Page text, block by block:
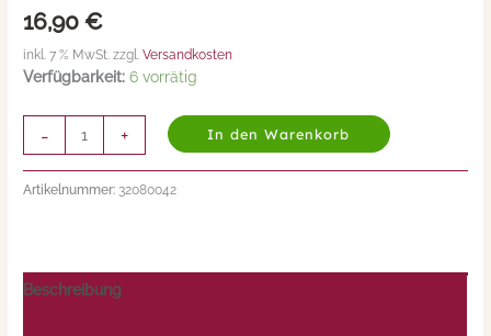
16,90€
inkl. 7 % MwSt. zzgl.Versandkosten
Verfügbarkeit: 6 vorrätig
-
Italien
Menge
+ In den Warenkorb
Artikelnummer: 32080042
Beschreibung